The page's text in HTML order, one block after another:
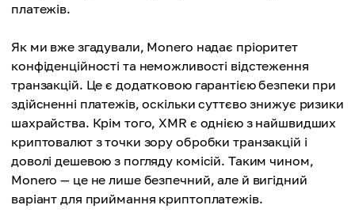
платежів.
Як ми вже згадували, Monero надає пріоритет
конфіденційності та неможливості відстеження
транзакцій. Це є додатковою гарантією безпеки при
здійсненні платежів, оскільки суттєво знижує ризики
шахрайства. Крім того, XMR є однією з найшвидших
криптовалют з точки зору обробки транзакцій і
доволі дешевою з погляду комісій. Таким чином,
Monero — це не лише безпечний, але й вигідний
варіант для приймання криптоплатежів.